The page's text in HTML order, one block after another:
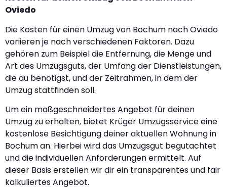
Oviedo
Die Kosten für einen Umzug von Bochum nach Oviedo
variieren je nach verschiedenen Faktoren. Dazu
gehören zum Beispiel die Entfernung, die Menge und
Art des Umzugsguts, der Umfang der Dienstleistungen,
die du benötigst, und der Zeitrahmen, in dem der
Umzug stattfinden soll.
Um ein maßgeschneidertes Angebot für deinen
Umzug zu erhalten, bietet Krüger Umzugsservice eine
kostenlose Besichtigung deiner aktuellen Wohnung in
Bochum an. Hierbei wird das Umzugsgut begutachtet
und die individuellen Anforderungen ermittelt. Auf
dieser Basis erstellen wir dir ein transparentes und fair
kalkuliertes Angebot.